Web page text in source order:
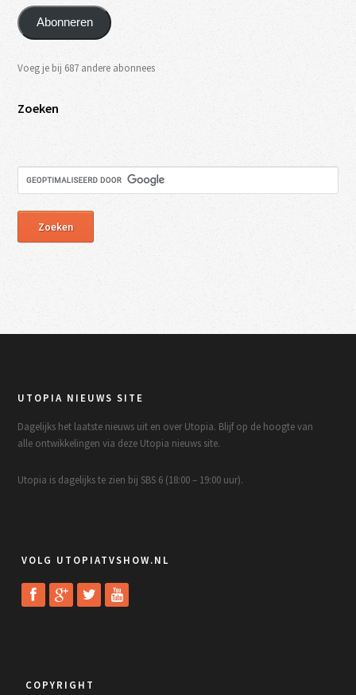
Abonneren
Voeg je bij 687 andere abonnees
Zoeken
UTOPIA NIEUWS SITE
Dagelijks het laatste nieuws uit en over Utopia. Blijf op de hoogte van
alle ontwikkelingen via deze Utopia nieuws site.
Utopia is dagelijks te zien bij SBS 6 (18:00 – 19:00 uur).
VOLG UTOPIATVSHOW.NL
COPYRIGHT